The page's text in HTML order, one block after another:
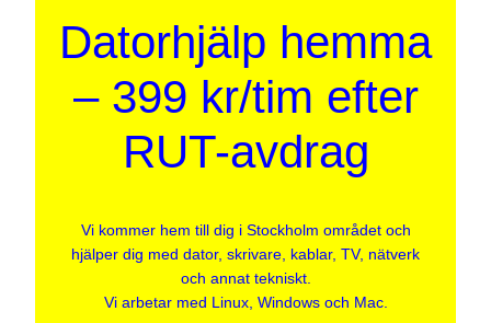
Datorhjälp hemma
– 399 kr/tim efter
RUT-avdrag
Vi kommer hem till dig i Stockholm området och
hjälper dig med dator, skrivare, kablar, TV, nätverk
och annat tekniskt.
Vi arbetar med Linux, Windows och Mac.